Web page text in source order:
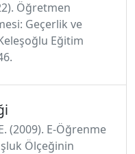
Öğretmen
Geçerlik ve
Eğitim
(2009). E-Öğrenme
Ölçeğinin